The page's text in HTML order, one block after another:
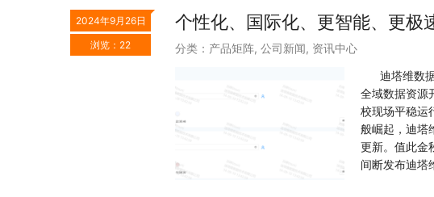
2024年9月26日
浏览：22
个性化、国际化、更智能、更
分类： 产品矩阵, 公司新闻, 资讯中心
迪塔维数据
全域数据资源
校现场平稳运
般崛起，迪塔
更新。值此金
间断发布迪塔